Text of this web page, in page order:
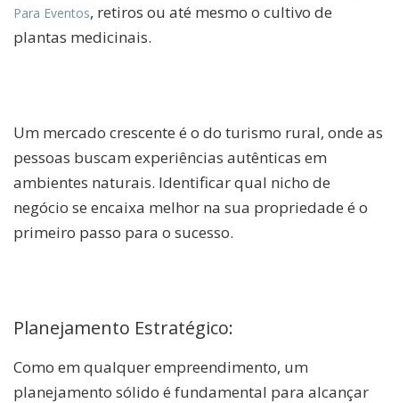
Para Eventos, retiros ou até mesmo o cultivo de
plantas medicinais.
Um mercado crescente é o do turismo rural, onde as
pessoas buscam experiências autênticas em
ambientes naturais. Identificar qual nicho de
negócio se encaixa melhor na sua propriedade é o
primeiro passo para o sucesso.
Planejamento Estratégico:
Como em qualquer empreendimento, um
planejamento sólido é fundamental para alcançar